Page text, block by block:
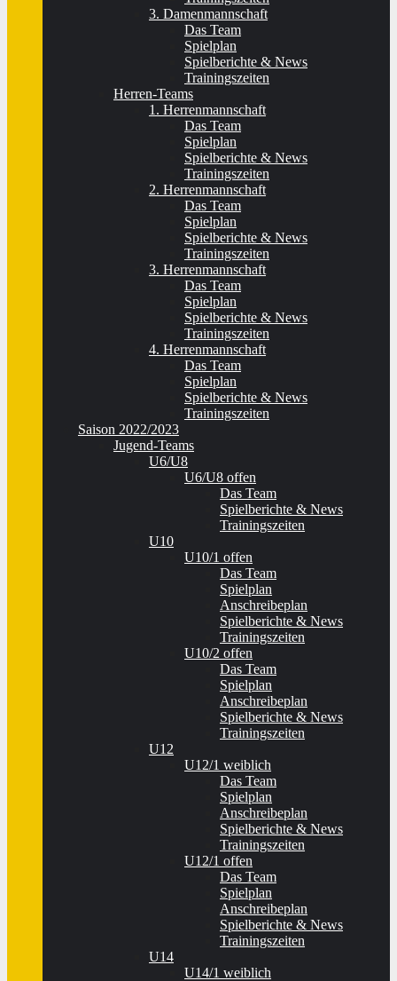
3. Damenmannschaft
Das Team
Spielplan
Spielberichte & News
Trainingszeiten
Herren-Teams
1. Herrenmannschaft
Das Team
Spielplan
Spielberichte & News
Trainingszeiten
2. Herrenmannschaft
Das Team
Spielplan
Spielberichte & News
Trainingszeiten
3. Herrenmannschaft
Das Team
Spielplan
Spielberichte & News
Trainingszeiten
4. Herrenmannschaft
Das Team
Spielplan
Spielberichte & News
Trainingszeiten
Saison 2022/2023
Jugend-Teams
U6/U8
U6/U8 offen
Das Team
Spielberichte & News
Trainingszeiten
U10
U10/1 offen
Das Team
Spielplan
Anschreibeplan
Spielberichte & News
Trainingszeiten
U10/2 offen
Das Team
Spielplan
Anschreibeplan
Spielberichte & News
Trainingszeiten
U12
U12/1 weiblich
Das Team
Spielplan
Anschreibeplan
Spielberichte & News
Trainingszeiten
U12/1 offen
Das Team
Spielplan
Anschreibeplan
Spielberichte & News
Trainingszeiten
U14
U14/1 weiblich